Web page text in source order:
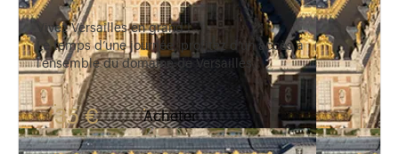
Vivez Versailles en grand !
Le temps d’une journée, profitez d’un accès à
l’ensemble du domaine de Versailles.
35 € Acheter